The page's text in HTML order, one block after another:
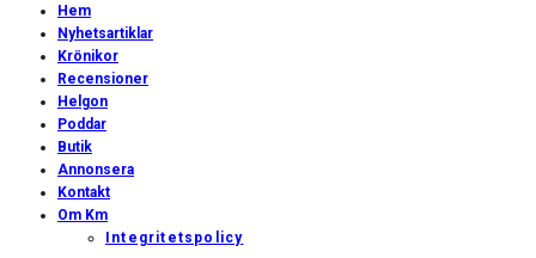
Hem
Nyhetsartiklar
Krönikor
Recensioner
Helgon
Poddar
Butik
Annonsera
Kontakt
Om Km
Integritetspolicy